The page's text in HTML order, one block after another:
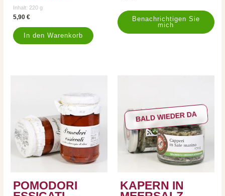
Inhalt: 220g
5,90€
In den Warenkorb
POMODORI
BALD WIEDER DA
KAPERN IN